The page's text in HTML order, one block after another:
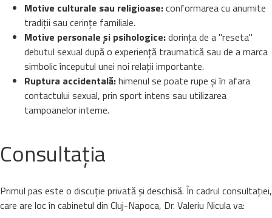
Motive culturale sau religioase:conformarea cu anumite
tradiții sau cerințe familiale.
Motive personale și psihologice:dorința de a "reseta"
debutul sexual după o experiență traumatică sau de a marca
simbolic începutul unei noi relații importante.
Ruptura accidentală:himenul se poate rupe și în afara
contactului sexual, prin sport intens sau utilizarea
tampoanelor interne.
Consultația
Primul pas este o discuție privată și deschisă. În cadrul consultației,
care are loc în cabinetul din Cluj-Napoca, Dr. Valeriu Nicula va: